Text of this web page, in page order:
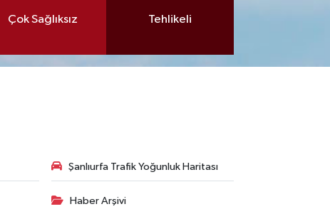
Çok Sağlıksız Tehlikeli
Şanlıurfa Trafik Yoğunluk Haritası
Haber Arşivi